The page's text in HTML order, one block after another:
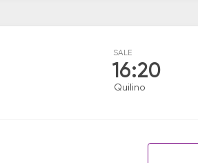
SALE
16:20
Quilino